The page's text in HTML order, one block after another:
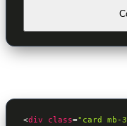
<div class="card mb-